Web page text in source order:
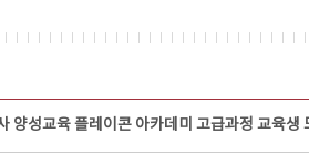
성교육 플레이콘 아카데미 고급과정 교육생